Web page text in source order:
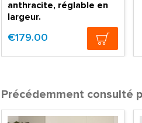
anthracite, réglable en
largeur.
€179.00
Précédemment consulté